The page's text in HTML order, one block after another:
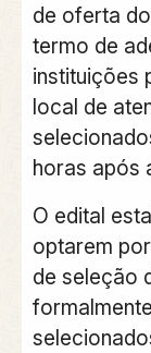
de oferta
termo de
instituições
local de
horas após
O edital
optarem
de seleção